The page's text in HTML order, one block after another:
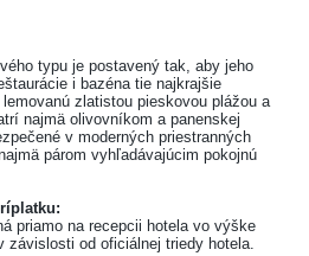
typu je postavený tak, aby jeho
i bazéna tie najkrajšie
zlatistou pieskovou plážou a
najmä olivovníkom a panenskej
v moderných priestranných
párom vyhľadávajúcim pokojnú
priamo na recepcii hotela vo výške
závislosti od oficiálnej triedy hotela.